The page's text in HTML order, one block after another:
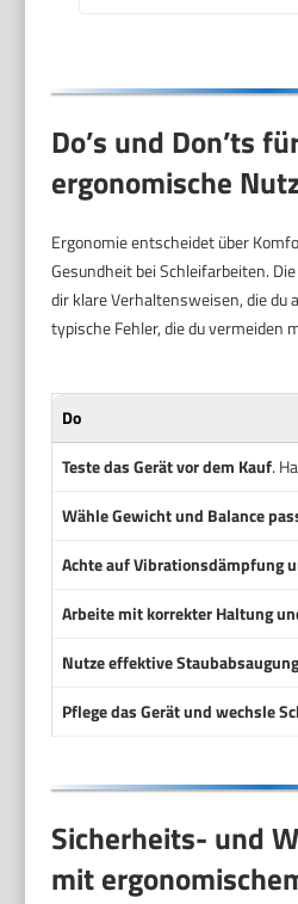
Do’s und Don’ts
ergonomische
Ergonomie entscheidet über
Gesundheit bei Schleifarbeiten.
dir klare Verhaltensweisen, die du
typische Fehler, die du vermeiden
Do
Teste das Gerät vor dem Kauf.
Wähle Gewicht und Balance
Achte auf Vibrationsdämpfung
Arbeite mit korrekter Haltung
Nutze effektive
Pflege das Gerät und wechsle
Sicherheits- und
mit